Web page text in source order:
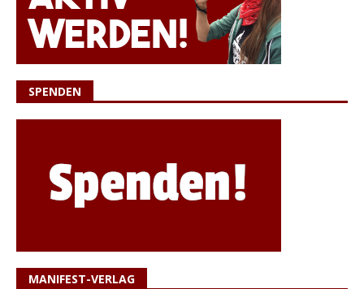
SPENDEN
MANIFEST-VERLAG